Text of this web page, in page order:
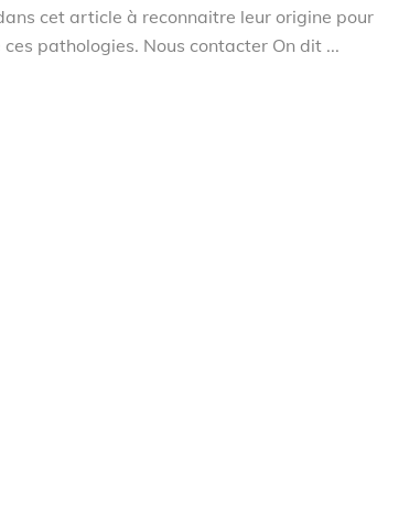
cet article à reconnaitre leur origine pour
pathologies. Nous contacter On dit ...